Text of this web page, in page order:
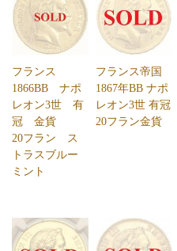
フランス
1866BB ナポ
レオン3世 有
冠 金貨
20フラン ス
トラスブルー
ミント
フランス帝国
1867年BB ナポ
レオン3世 有冠
20フラン金貨